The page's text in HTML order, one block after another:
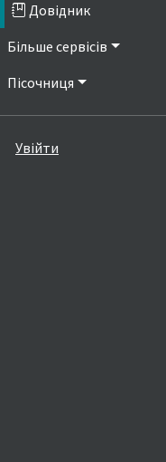
Довідник
Більше сервісів
Пісочниця
Увійти